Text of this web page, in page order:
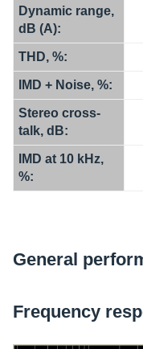
Dyna­mic range,
dB (A):
THD, %:
IMD + Noise, %:
Stereo cross­
talk, dB:
IMD at 10 kHz,
%:
Gene­ral
Frequency